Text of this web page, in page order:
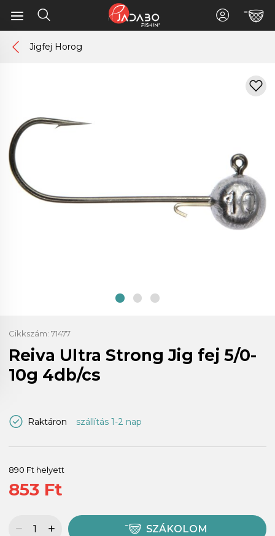
Jigfej Horog
Cikkszám: 71477
Reiva Ultra Strong Jig fej 5/0-
10g 4db/cs
Raktáron szállítás 1-2 nap
890 Ft helyett
853 Ft
SZÁKOLOM